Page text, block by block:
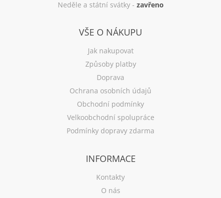
Neděle a státní svátky - zavřeno
VŠE O NÁKUPU
Jak nakupovat
Způsoby platby
Doprava
Ochrana osobních údajů
Obchodní podmínky
Velkoobchodní spolupráce
Podmínky dopravy zdarma
INFORMACE
Kontakty
O nás